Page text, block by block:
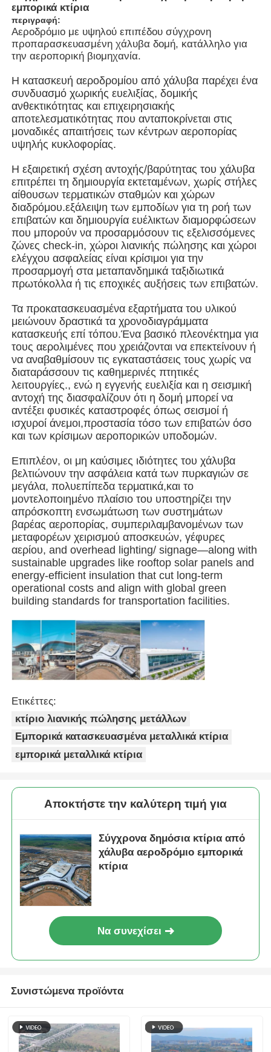
Σχετικά με εμάς
Γύρος εργοστασίων
Ποιοτικός έλεγχος
επαφή
Νέα
Όλες οι περιπτώσεις
Ζητήστε ένα απόσπασμα
Οικοδόμηση δομής χάλυβα
Εργαστήριο Μεταλλικών Κατασκευών
αποθήκη χάλυβα
Κουτί χάλυβα
Βαριά δομή χάλυβα
Γέφυρα από χάλυβα
γραφείο δομής χάλυβα
Πτηνοτροφείο από χάλυβα
Πολυώροφη μεταλλική κατασκευή
Βιομηχανική μεταλλική κατασκευή
Εμπορική δομή χάλυβα
εμπορικά κτίρια
περιγραφή:
Αεροδρόμιο με υψηλού επιπέδου σύγχρονη
προπαρασκευασμένη χάλυβα δομή, κατάλληλο για
την αεροπορική βιομηχανία.
Η κατασκευή αεροδρομίου από χάλυβα παρέχει ένα
συνδυασμό χωρικής ευελιξίας, δομικής
ανθεκτικότητας και επιχειρησιακής
αποτελεσματικότητας που ανταποκρίνεται στις
μοναδικές απαιτήσεις των κέντρων αεροπορίας
υψηλής κυκλοφορίας.
Η εξαιρετική σχέση αντοχής/βαρύτητας του χάλυβα
επιτρέπει τη δημιουργία εκτεταμένων, χωρίς στήλες
αίθουσων τερματικών σταθμών και χώρων
διαδρόμου.εξάλειψη των εμποδίων για τη ροή των
επιβατών και δημιουργία ευέλικτων διαμορφώσεων
που μπορούν να προσαρμόσουν τις εξελισσόμενες
ζώνες check-in, χώροι λιανικής πώλησης και χώροι
ελέγχου ασφαλείας είναι κρίσιμοι για την
προσαρμογή στα μεταπανδημικά ταξιδιωτικά
πρωτόκολλα ή τις εποχικές αυξήσεις των επιβατών.
Τα προκατασκευασμένα εξαρτήματα του υλικού
μειώνουν δραστικά τα χρονοδιαγράμματα
κατασκευής επί τόπου.Ένα βασικό πλεονέκτημα για
τους αερολιμένες που χρειάζονται να επεκτείνουν ή
να αναβαθμίσουν τις εγκαταστάσεις τους χωρίς να
διαταράσσουν τις καθημερινές πτητικές
λειτουργίες., ενώ η εγγενής ευελιξία και η σεισμική
αντοχή της διασφαλίζουν ότι η δομή μπορεί να
αντέξει φυσικές καταστροφές όπως σεισμοί ή
ισχυροί άνεμοι,προστασία τόσο των επιβατών όσο
και των κρίσιμων αεροπορικών υποδομών.
Επιπλέον, οι μη καύσιμες ιδιότητες του χάλυβα
βελτιώνουν την ασφάλεια κατά των πυρκαγιών σε
μεγάλα, πολυεπίπεδα τερματικά,και το
μοντελοποιημένο πλαίσιο του υποστηρίζει την
απρόσκοπτη ενσωμάτωση των συστημάτων
βαρέας αεροπορίας, συμπεριλαμβανομένων των
μεταφορέων χειρισμού αποσκευών, γέφυρες
αερίου, and overhead lighting/ signage—along with
sustainable upgrades like rooftop solar panels and
energy-efficient insulation that cut long-term
operational costs and align with global green
building standards for transportation facilities.
Ετικέττες:
κτίριο λιανικής πώλησης μετάλλων
Εμπορικά κατασκευασμένα μεταλλικά κτίρια
εμπορικά μεταλλικά κτίρια
Αποκτήστε την καλύτερη τιμή για
Σύγχρονα δημόσια κτίρια από
χάλυβα αεροδρόμιο εμπορικά
κτίρια
Να συνεχίσει
Συνιστώμενα προϊόντα